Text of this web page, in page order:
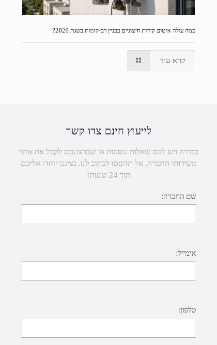
כמה עולה איטום קירות חיצוניים בבניין רב-קומות בשנת 2026?
קרא עוד
לייעוץ חינם צרו קשר
במידה ויש לכם שאלות נוספות או שברצונכם לקבל את אחד
משירותי החברה, אל תהססו לכתוב לנו. נציגנו יחזרו אליכם
תוך 24 שעות!
שם החברה:
אימייל:
טלפון: